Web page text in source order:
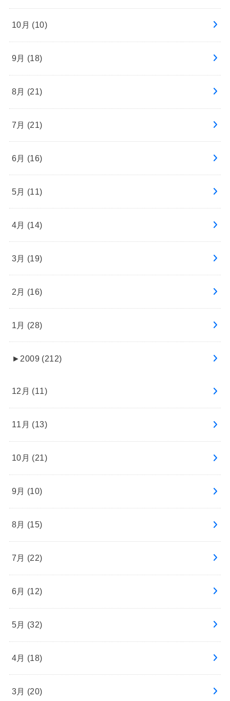
10月 (10)
9月 (18)
8月 (21)
7月 (21)
6月 (16)
5月 (11)
4月 (14)
3月 (19)
2月 (16)
1月 (28)
► 2009 (212)
12月 (11)
11月 (13)
10月 (21)
9月 (10)
8月 (15)
7月 (22)
6月 (12)
5月 (32)
4月 (18)
3月 (20)